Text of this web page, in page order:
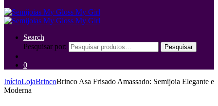
Search
Pesquisar por:
Pesquisar
0
InícioLojaBrincoBrinco Asa Frisado Amassado: Semijoia Elegante e
Moderna